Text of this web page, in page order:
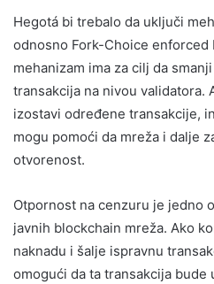
Hegotá bi trebalo da uključi
odnosno Fork-Choice enforced
mehanizam ima za cilj da
transakcija na nivou validatora.
izostavi određene transakcije,
mogu pomoći da mreža i dalje
otvorenost.
Otpornost na cenzuru je jedno
javnih blockchain mreža. Ako
naknadu i šalje ispravnu
omogući da ta transakcija bude